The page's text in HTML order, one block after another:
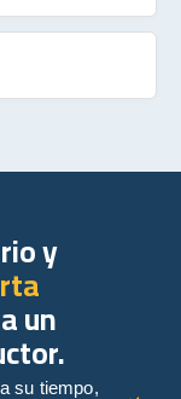
y
un
su tiempo,